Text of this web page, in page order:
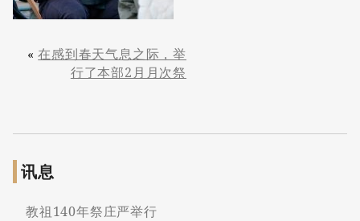
«在感到春天气息之际，举
行了本部2月月次祭
讯息
教祖140年祭庄严举行